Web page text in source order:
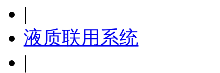
|
液质联用系统
|